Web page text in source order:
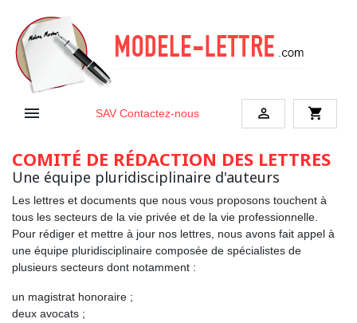
 SAV Contactez-nous  shopping_cart
COMITÉ DE RÉDACTION DES LETTRES
Une équipe pluridisciplinaire d'auteurs
Les lettres et documents que nous vous proposons touchent à
tous les secteurs de la vie privée et de la vie professionnelle.
Pour rédiger et mettre à jour nos lettres, nous avons fait appel à
une équipe pluridisciplinaire composée de spécialistes de
plusieurs secteurs dont notamment :
un magistrat honoraire ;
deux avocats ;